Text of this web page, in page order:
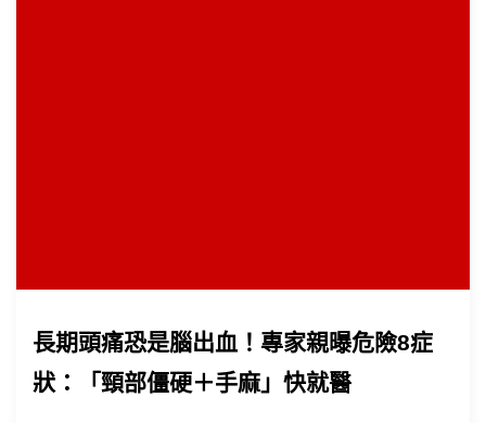
長期頭痛恐是腦出血！專家親曝危險8症
狀：「頸部僵硬＋手麻」快就醫